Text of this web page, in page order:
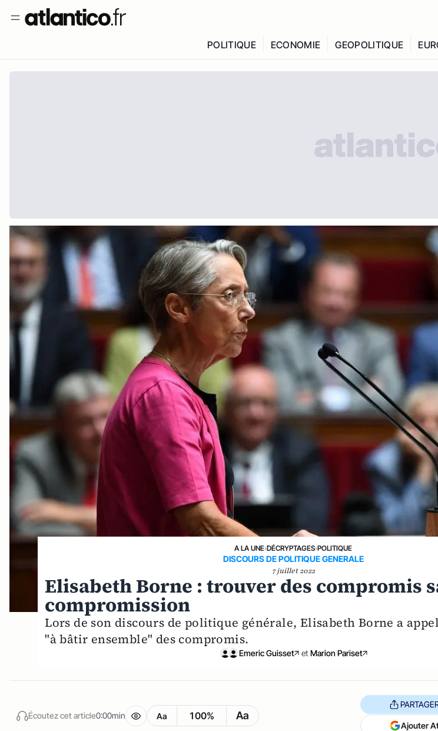
POLITIQUE ECONOMIE GEOPOLITIQUE
A LA UNE›DÉCRYPTAGES›POLITIQUE
DISCOURS DE POLITIQUE GENERALE
7 juillet 2022
Elisabeth Borne : trouver des compromis
compromission
Lors de son discours de politique générale, Elisabeth Borne a
"à bâtir ensemble" des compromis.
Emeric Guisset et Marion Pariset
Écoutez cet article0:00min Aa 100% Aa
Ajouter